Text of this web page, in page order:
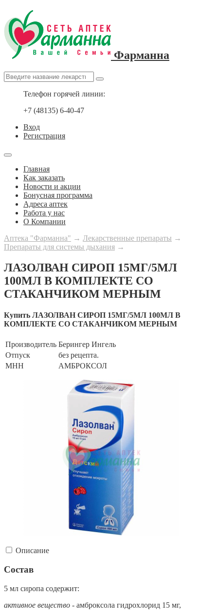
Фарманна
Телефон горячей линии:
+7 (48135) 6-40-47
Вход
Регистрация
Главная
Как заказать
Новости и акции
Бонусная программа
Адреса аптек
Работа у нас
О Компании
Аптека "Фарманна" → Лекарственные препараты →
Препараты для системы дыхания →
ЛАЗОЛВАН СИРОП 15МГ/5МЛ
100МЛ В КОМПЛЕКТЕ СО
СТАКАНЧИКОМ МЕРНЫМ
Купить ЛАЗОЛВАН СИРОП 15МГ/5МЛ 100МЛ В
КОМПЛЕКТЕ СО СТАКАНЧИКОМ МЕРНЫМ
Производитель Берингер Ингель
Отпуск
без рецепта.
МНН
АМБРОКСОЛ
Описание
Состав
5 мл сиропа содержит:
активное вещество - амброксола гидрохлорид 15 мг,